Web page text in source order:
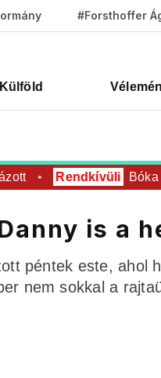
#Forsthoffer
Külföld
Rendkívüli Bóka
is a
péntek este, ahol
nem sokkal a